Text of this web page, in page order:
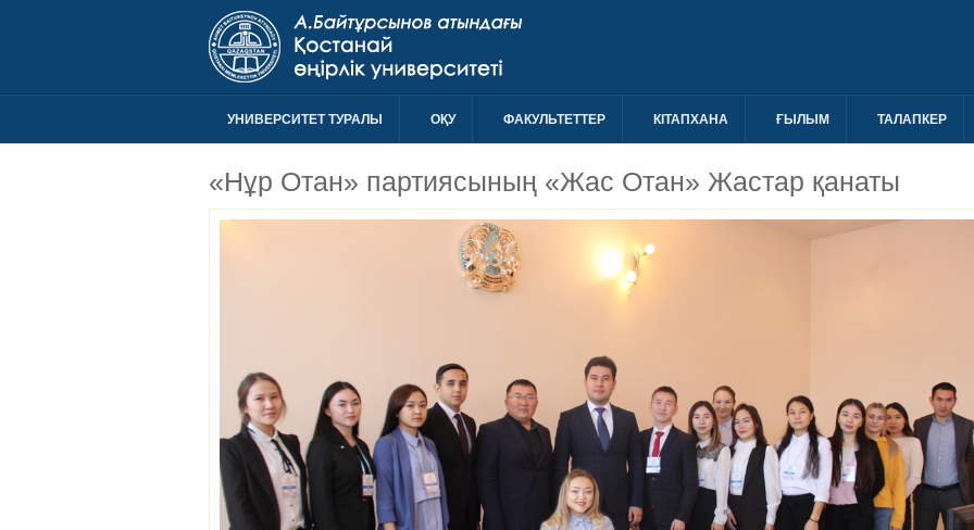
УНИВЕРСИТЕТ ТУРАЛЫ ОҚУ ФАКУЛЬТЕТТЕР КIТАПХАНА ҒЫЛЫМ ТАЛАПКЕР
«Нұр Отан» партиясының «Жас Отан» Жастар қанаты